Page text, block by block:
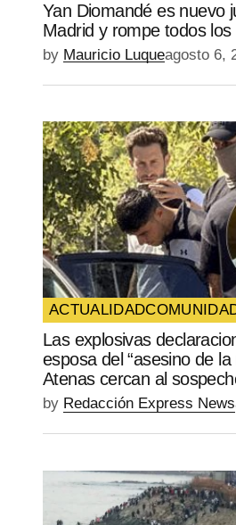
Yan Diomandé es nuevo
Madrid y rompe todos
by Mauricio Luqueagosto 6,
ACTUALIDAD
Las explosivas
esposa del “asesino de la
Atenas cercan al
by Redacción Express News